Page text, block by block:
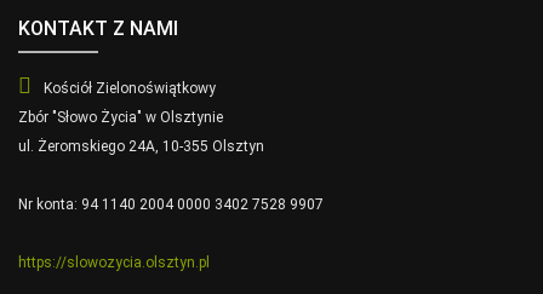
KONTAKT Z NAMI
Kościół Zielonoświątkowy
Zbór "Słowo Życia" w Olsztynie
ul. Żeromskiego 24A, 10-355 Olsztyn
Nr konta: 94 1140 2004 0000 3402 7528 9907
https://slowozycia.olsztyn.pl